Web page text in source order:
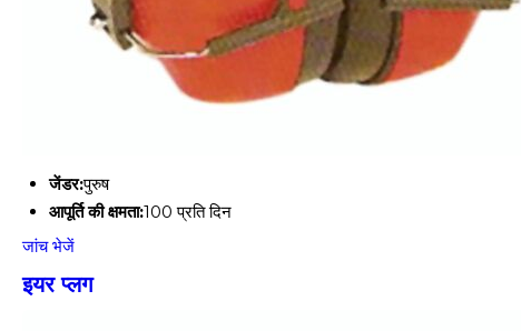
जेंडर:पुरुष
आपूर्ति की क्षमता:100 प्रति दिन
जांच भेजें
इयर प्लग